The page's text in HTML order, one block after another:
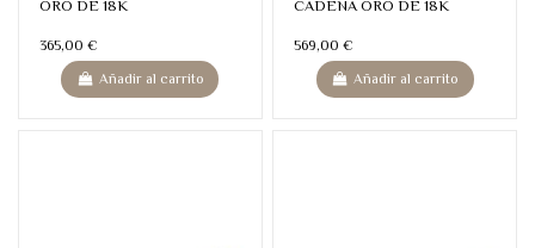
ORO DE 18K
365,00 €
Añadir al carrito
CADENA ORO DE 18K
569,00 €
Añadir al carrito